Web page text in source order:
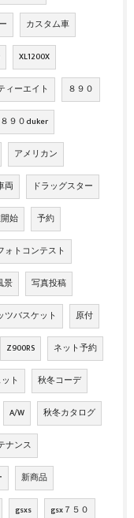
カスタム車
XL1200X
ィーエイト ８９０
８９０duker
アメリカン
両 ドラッグスター
始 予約
ォトコンテスト
景 写真投稿
ツバスケット 原付
Z900RS ネット予約
ト 秋冬コーデ
A/W 秋冬カタログ
ナンス
新商品
gsxs gsx７５０